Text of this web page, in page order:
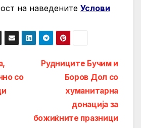
на нaведените Услови
Рудниците Бучим и
Боров Дол со
хуманитарна
донација за
божиќните празници
со